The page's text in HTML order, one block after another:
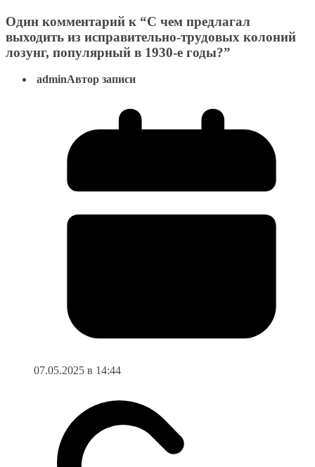
Один комментарий к “С чем предлагал
выходить из исправительно-трудовых колоний
лозунг, популярный в 1930-е годы?”
adminАвтор записи
07.05.2025 в 14:44